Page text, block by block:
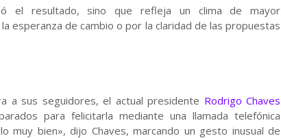
el resultado, sino que refleja un clima de mayor
esperanza de cambio o por la claridad de las propuestas
a sus seguidores, el actual presidente Rodrigo Chaves
para felicitarla mediante una llamada telefónica
muy bien», dijo Chaves, marcando un gesto inusual de